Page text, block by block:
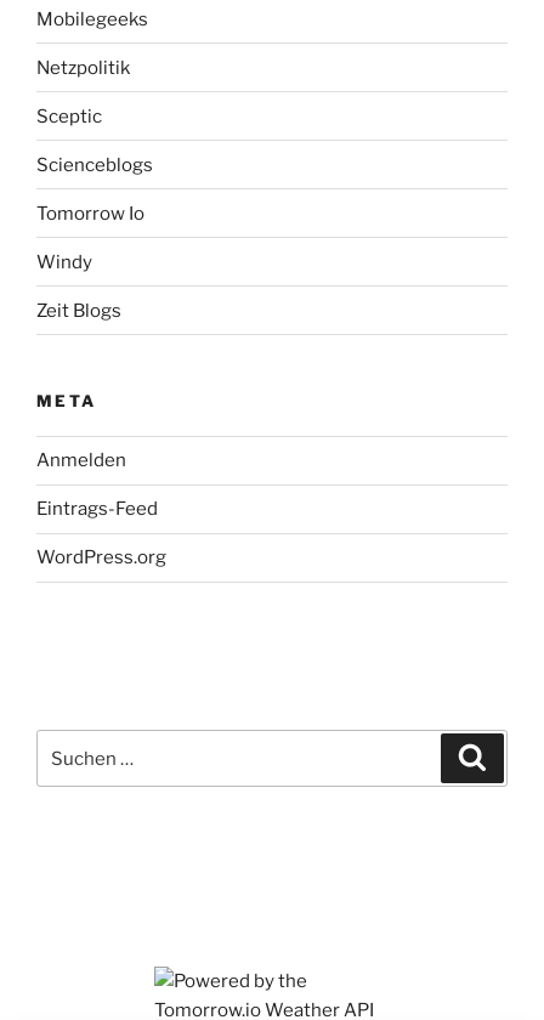
Mobilegeeks
Netzpolitik
Sceptic
Scienceblogs
Tomorrow Io
Windy
Zeit Blogs
META
Anmelden
Eintrags-Feed
WordPress.org
nach: